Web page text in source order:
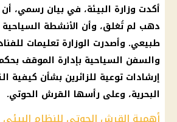
أكدت وزارة البيئة، في بيان رسمي،
دهب لم تُغلق، وأن الأنشطة
طبيعي. وأصدرت الوزارة تعليمات
والسفن السياحية بإدارة الموقف
إرشادات توعية للزائرين بشأن كيفية
البحرية، وعلى رأسها القرش الحوتي.